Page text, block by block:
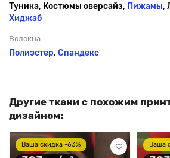
Туника, Костюмы оверсайз, Пижамы,
Хиджаб
Волокна
Полиэстер, Спандекс
Другие ткани с похожим
дизайном:
Ваша скидка -63% Ваша